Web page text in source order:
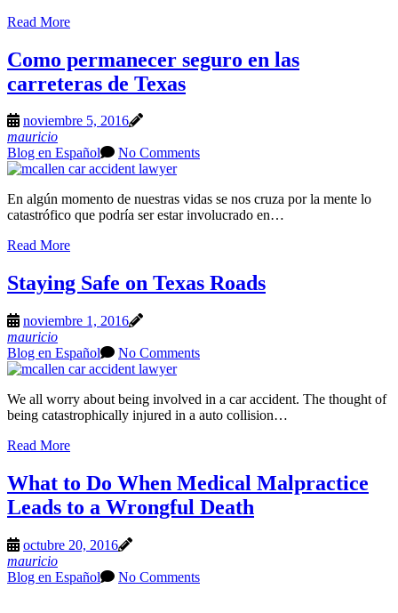
Read More
Como permanecer seguro en las
carreteras de Texas
noviembre 5, 2016
mauricio
Blog en Español
No Comments
En algún momento de nuestras vidas se nos cruza por la mente lo
catastrófico que podría ser estar involucrado en…
Read More
Staying Safe on Texas Roads
noviembre 1, 2016
mauricio
Blog en Español
No Comments
We all worry about being involved in a car accident. The thought of
being catastrophically injured in a auto collision…
Read More
What to Do When Medical Malpractice
Leads to a Wrongful Death
octubre 20, 2016
mauricio
Blog en Español
No Comments